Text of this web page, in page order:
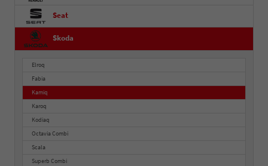
Seat
Skoda
Elroq
Fabia
Kamiq
Karoq
Kodiaq
Octavia Combi
Scala
Superb Combi